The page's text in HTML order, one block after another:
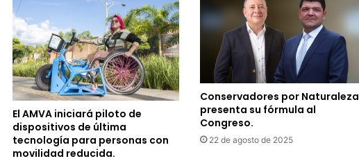
El AMVA iniciará piloto de
dispositivos de última
tecnología para personas con
movilidad reducida.
Conservadores por Naturaleza
presenta su fórmula al
Congreso.
22 de agosto de 2025